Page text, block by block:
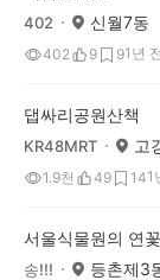
402 신월7동
402 9 91년 전
댑싸리공원산책
KR48MRT 고
1.9천 49 141
서울식물원의 연
송!!! 등촌제3